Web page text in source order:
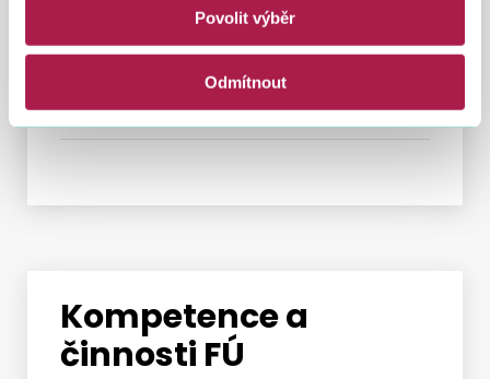
Povolit výběr
Odmítnout
Spadá pod
Finanční úřad pro Jihočeský kraj
Kompetence a
činnosti FÚ